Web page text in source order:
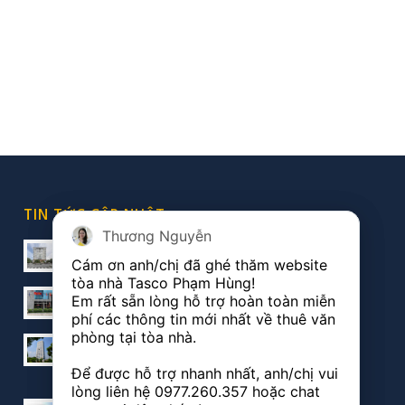
TIN TỨC CẬP NHẬT
Kinh nghiệm chọn văn phòng ảo
20/05/2021 - 5:30 pm
Vị trí Tasco: Đắc địa bậc nhất Nam Từ Liêm
18/12/2020 - 4:07 pm
Vị trí đắc địa, thuận lợi cho việc phát triển của toà nhà
09/03/2020 - 3:19 pm
Thương Nguyễn
Cám ơn anh/chị đã ghé thăm website
tòa nhà Tasco Phạm Hùng!
Em rất sẵn lòng hỗ trợ hoàn toàn miễn
phí các thông tin mới nhất về thuê văn
phòng tại tòa nhà.
Để được hỗ trợ nhanh nhất, anh/chị vui
lòng liên hệ 0977.260.357 hoặc chat
Thương Nguyễn
Cám ơn anh/chị đã ghé thăm website
tòa nhà Tasco Phạm Hùng!
Em rất sẵn lòng hỗ trợ hoàn toàn miễn
phí các thông tin mới nhất về thuê văn
phòng tại tòa nhà.
Để được hỗ trợ nhanh nhất, anh/chị vui
lòng liên hệ 0977.260.357 hoặc chat